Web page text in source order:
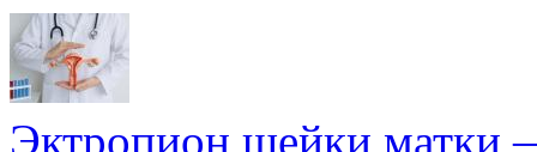
Эктропион шейки матки